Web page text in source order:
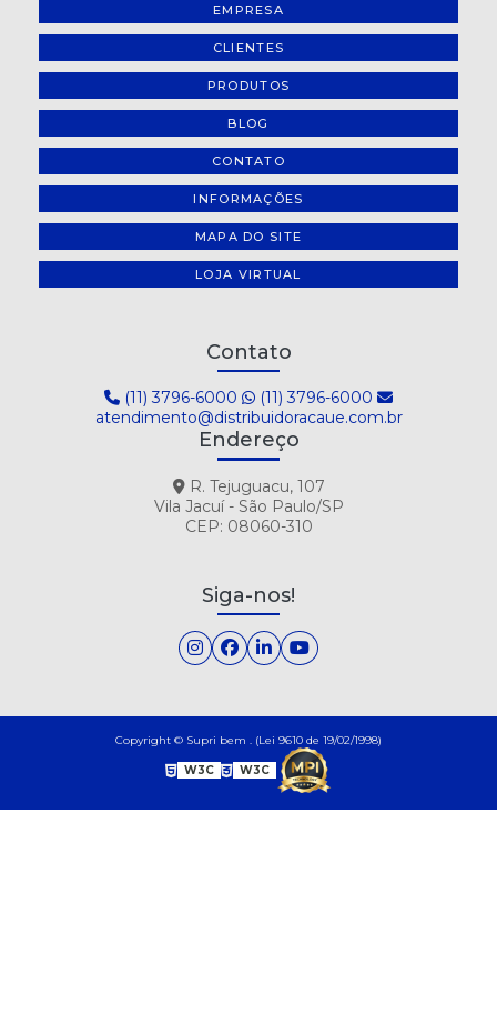
EMPRESA
CLIENTES
PRODUTOS
BLOG
CONTATO
INFORMAÇÕES
MAPA DO SITE
LOJA VIRTUAL
Contato
(11) 3796-6000
(11) 3796-6000
atendimento@distribuidoracaue.com.br
Endereço
R. Tejuguacu, 107
Vila Jacuí - São Paulo/SP
CEP: 08060-310
Siga-nos!
Copyright © Supri bem . (Lei 9610 de 19/02/1998)
W3C W3C